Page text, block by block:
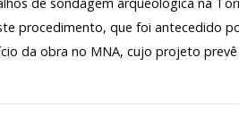
procedimento, que foi antecedido
da obra no MNA, cujo projeto